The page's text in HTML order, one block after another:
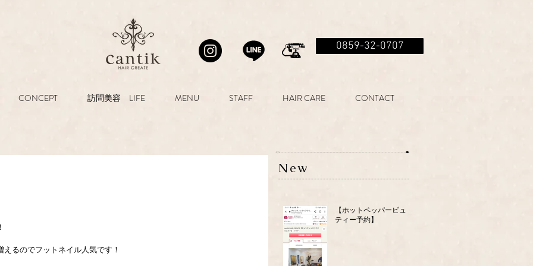
0859-32-0707
CONCEPT 訪問美容 LIFE MENU STAFF HAIR CARE CONTACT
るのでフットネイル人気です！
New
【ホットペッパービュー
ティー予約】